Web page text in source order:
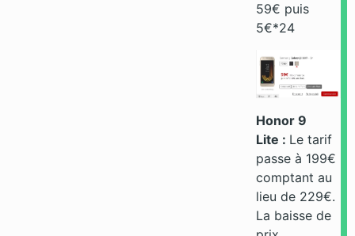
59€ puis
5€*24
Honor 9
Lite : Le tarif
passe à 199€
comptant au
lieu de 229€.
La baisse de